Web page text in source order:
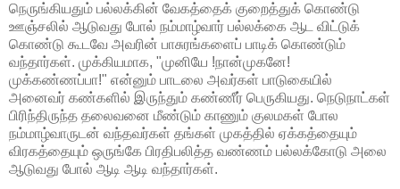
நெருங்கியதும் பல்லக்கின் வேகத்தைக் குறைத்துக் கொண்டு
ஊஞ்சலில் ஆடுவது போல் நம்மாழ்வார் பல்லக்கை ஆட விட்டுக்
கொண்டு கூடவே அவரின் பாசுரங்களைப் பாடிக் கொண்டும்
வந்தார்கள். முக்கியமாக, "முனியே !நான்முகனே!
முக்கண்ணப்பா!" என்னும் பாடலை அவர்கள் பாடுகையில்
அனைவர் கண்களில் இருந்தும் கண்ணீர் பெருகியது. நெடுநாட்கள்
பிரிந்திருந்த தலைவனை மீண்டும் காணும் குலமகள் போல
நம்மாழ்வாருடன் வந்தவர்கள் தங்கள் முகத்தில் ஏக்கத்தையும்
விரகத்தையும் ஒருங்கே பிரதிபலித்த வண்ணம் பல்லக்கோடு அலை
ஆடுவது போல் ஆடி ஆடி வந்தார்கள்.